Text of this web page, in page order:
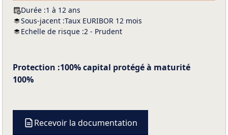
Durée :1 à 12 ans
Sous-jacent :Taux EURIBOR 12 mois
Echelle de risque :2 - Prudent
Protection :100% capital protégé à maturité
100%
Recevoir la documentation